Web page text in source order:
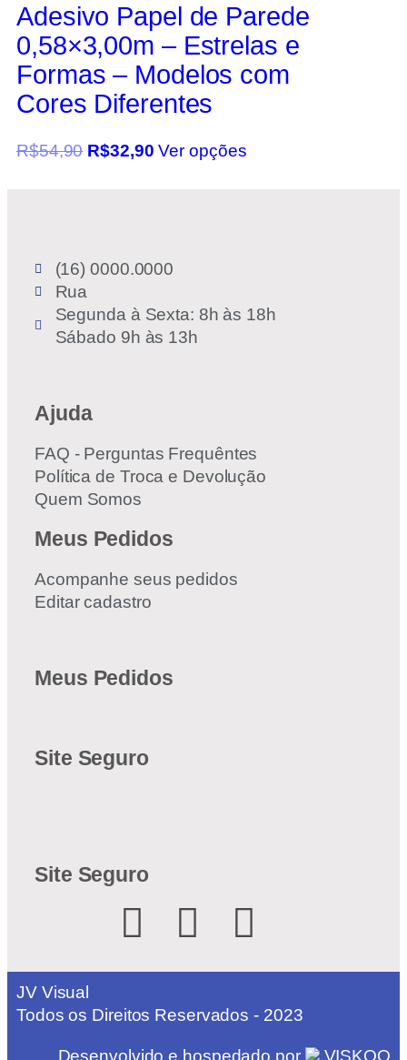
Adesivo Papel de Parede
0,58×3,00m – Estrelas e
Formas – Modelos com
Cores Diferentes
R$54,90 R$32,90 Ver opções
(16) 0000.0000
Rua
Segunda à Sexta: 8h às 18h
Sábado 9h às 13h
Ajuda
FAQ - Perguntas Frequêntes
Política de Troca e Devolução
Quem Somos
Meus Pedidos
Acompanhe seus pedidos
Editar cadastro
Meus Pedidos
Site Seguro
Site Seguro
JV Visual
Todos os Direitos Reservados - 2023